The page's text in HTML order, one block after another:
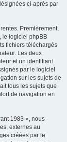
ci-après par
Premièrement,
le logiciel phpBB
fichiers téléchargés
Les deux
et un identifiant
par le logiciel
sur les sujets de
tous les sujets que
de navigation en
1983 », nous
externes au
créées par le